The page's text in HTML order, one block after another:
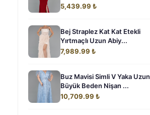
5,439.99 ₺
Bej Straplez Kat Kat Etekli
Yırtmaçlı Uzun Abiy...
7,989.99 ₺
Buz Mavisi Simli V Yaka Uzun
Büyük Beden Nişan ...
10,709.99 ₺